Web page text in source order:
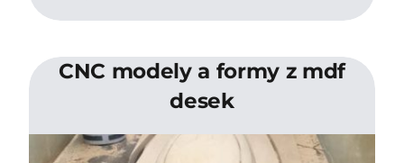
CNC modely a formy z mdf
desek